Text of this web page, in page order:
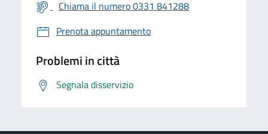
Chiama il numero 0331 841288
Prenota appuntamento
Problemi in città
Segnala disservizio